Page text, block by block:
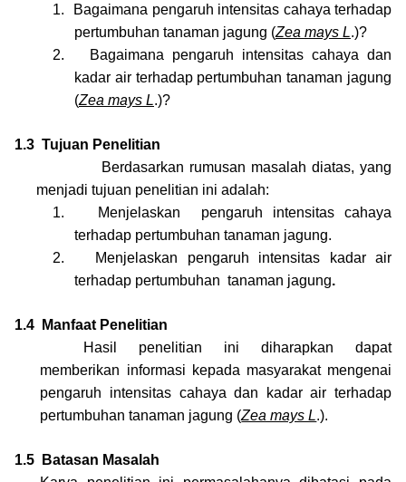
1.
Bagaimana pengaruh intensitas cahaya terhadap
pertumbuhan tanaman jagung (Zea mays L.)?
2.
Bagaimana pengaruh intensitas cahaya dan
kadar air terhadap pertumbuhan tanaman jagung
(Zea mays L.)?
1.3 Tujuan Penelitian
Berdasarkan rumusan masalah diatas, yang
menjadi tujuan penelitian ini adalah:
1.
Menjelaskan pengaruh intensitas cahaya
terhadap pertumbuhan tanaman jagung.
2.
Menjelaskan pengaruh intensitas kadar air
terhadap pertumbuhan tanaman jagung.
1.4
Manfaat Penelitian
Hasil penelitian ini diharapkan dapat
memberikan informasi kepada masyarakat mengenai
pengaruh intensitas cahaya dan kadar air terhadap
pertumbuhan tanaman jagung (Zea mays L.).
1.5
Batasan Masalah